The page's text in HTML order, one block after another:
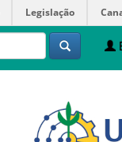
Legislação